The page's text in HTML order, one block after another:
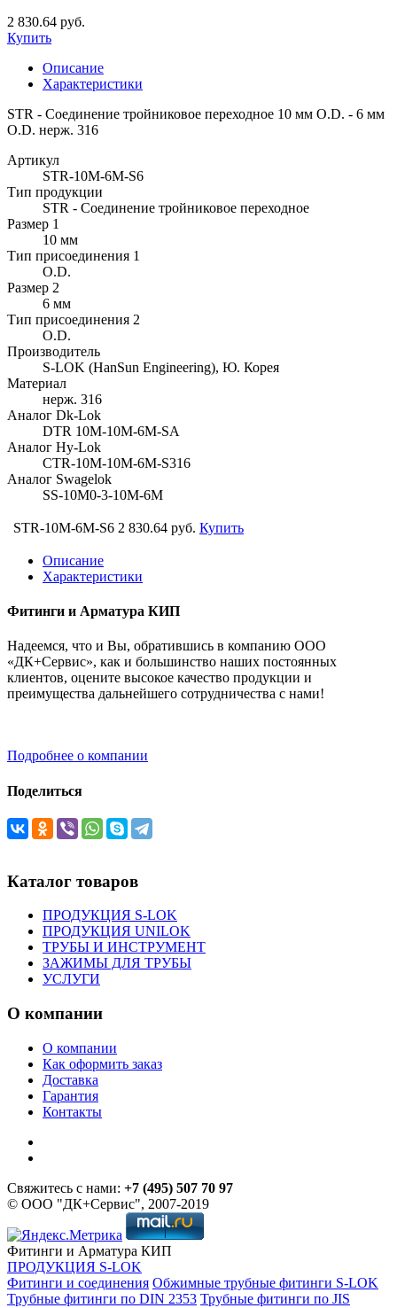
2 830.64 руб.
Купить
Описание
Характеристики
STR - Соединение тройниковое переходное 10 мм O.D. - 6 мм
O.D. нерж. 316
Артикул
STR-10M-6M-S6
Тип продукции
STR - Соединение тройниковое переходное
Размер 1
10 мм
Тип присоединения 1
O.D.
Размер 2
6 мм
Тип присоединения 2
O.D.
Производитель
S-LOK (HanSun Engineering), Ю. Корея
Материал
нерж. 316
Аналог Dk-Lok
DTR 10M-10M-6M-SA
Аналог Hy-Lok
CTR-10M-10M-6M-S316
Аналог Swagelok
SS-10M0-3-10M-6M
STR-10M-6M-S6 2 830.64 руб. Купить
Описание
Характеристики
Фитинги и Арматура КИП
Надеемся, что и Вы, обратившись в компанию ООО
«ДК+Сервис», как и большинство наших постоянных
клиентов, оцените высокое качество продукции и
преимущества дальнейшего сотрудничества с нами!
Подробнее о компании
Поделиться
Каталог товаров
ПРОДУКЦИЯ S-LOK
ПРОДУКЦИЯ UNILOK
ТРУБЫ И ИНСТРУМЕНТ
ЗАЖИМЫ ДЛЯ ТРУБЫ
УСЛУГИ
О компании
О компании
Как оформить заказ
Доставка
Гарантия
Контакты
Свяжитесь с нами: +7 (495) 507 70 97
© ООО "ДК+Сервис", 2007-2019
Фитинги и Арматура КИП
ПРОДУКЦИЯ S-LOK
Фитинги и соединения Обжимные трубные фитинги S-LOK
Трубные фитинги по DIN 2353 Трубные фитинги по JIS